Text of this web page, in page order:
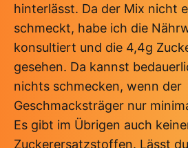
hinterlässt. Da der Mix nicht
schmeckt, habe ich die
konsultiert und die 4,4g
gesehen. Da kannst
nichts schmecken, wenn der
Geschmacksträger nur
Es gibt im Übrigen auch
Zuckerersatzstoffen. Lässt